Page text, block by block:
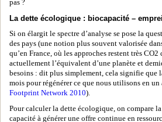
pas ?
La dette écologique : biocapacité –
Si on élargit le spectre d’analyse se pose la
des pays (une notion plus souvent valorisée
qu’en France, où les approches restent très
actuellement l’équivalent d’une planète et
besoins : dit plus simplement, cela signifie que
mois pour régénérer ce que nous utilisons en
Footprint Network 2010).
Pour calculer la dette écologique, on compare
capacité à générer une offre continue en